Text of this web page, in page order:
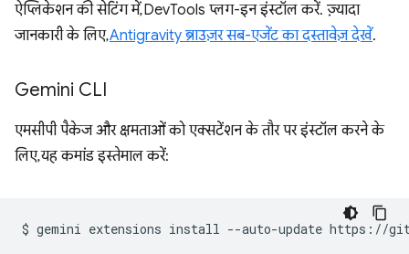
ऐप्लिकेशन की सेटिंग में, DevTools प्लग-इन इंस्टॉल करें. ज़्यादा
जानकारी के लिए,Antigravity ब्राउज़र सब-एजेंट का दस्तावेज़ देखें.
Gemini CLI
एमसीपी पैकेज और क्षमताओं को एक्सटेंशन के तौर पर इंस्टॉल करने के
लिए, यह कमांड इस्तेमाल करें:
$ gemini extensions install --auto-update